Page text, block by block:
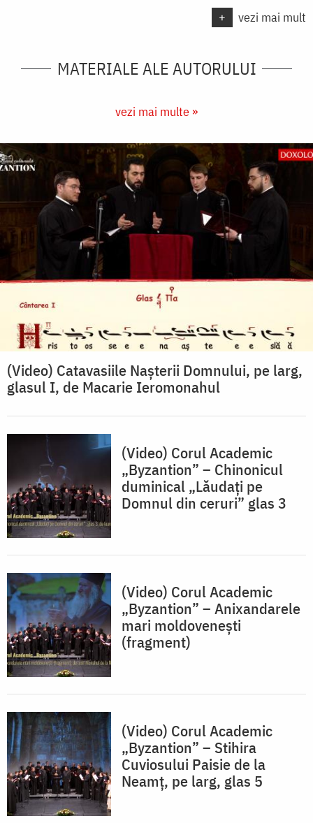
+ vezi mai mult
MATERIALE ALE AUTORULUI
vezi mai multe »
(Video) Catavasiile Nașterii Domnului, pe larg,
glasul I, de Macarie Ieromonahul
(Video) Corul Academic
„Byzantion” – Chinonicul
duminical „Lăudați pe
Domnul din ceruri” glas 3
(Video) Corul Academic
„Byzantion” – Anixandarele
mari moldovenești
(fragment)
(Video) Corul Academic
„Byzantion” – Stihira
Cuviosului Paisie de la
Neamț, pe larg, glas 5